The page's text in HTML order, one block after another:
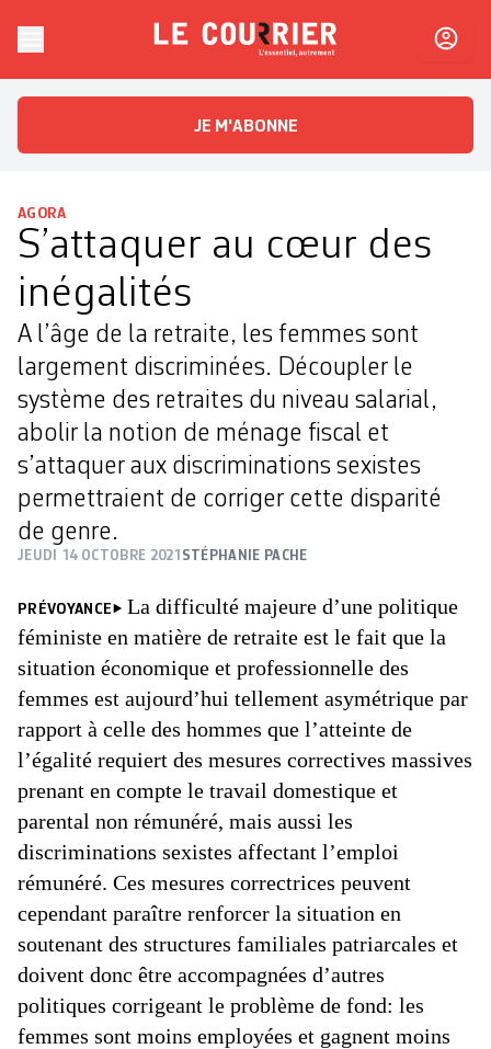
Le CourrierL'essentiel, autrement
JE M'ABONNE
AGORA
S’attaquer au cœur des
inégalités
A l’âge de la retraite, les femmes sont
largement discriminées. Découpler le
système des retraites du niveau salarial,
abolir la notion de ménage fiscal et
s’attaquer aux discriminations sexistes
permettraient de corriger cette disparité
de genre.
JEUDI 14 OCTOBRE 2021 STÉPHANIE PACHE
PRÉVOYANCE
La difficulté majeure d’une politique
féministe en matière de retraite est le fait que la
situation économique et professionnelle des
femmes est aujourd’hui tellement asymétrique par
rapport à celle des hommes que l’atteinte de
l’égalité requiert des mesures correctives massives
prenant en compte le travail domestique et
parental non rémunéré, mais aussi les
discriminations sexistes affectant l’emploi
rémunéré. Ces mesures correctrices peuvent
cependant paraître renforcer la situation en
soutenant des structures familiales patriarcales et
doivent donc être accompagnées d’autres
politiques corrigeant le problème de fond: les
femmes sont moins employées et gagnent moins